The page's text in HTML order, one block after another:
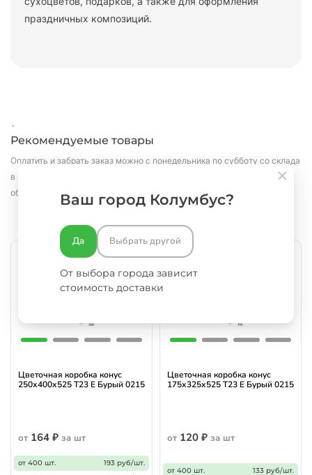
праздничных композиций.
`
Рекомендуемые товары
Оплатить и забрать заказ можно с понедельника по субботу со склада
в Москве.
Оперативно доставим в пределах Москвы и Московской
области
Цветочная коробка конус
250х400х525 Т23 E Бурый 0215
от 164 ₽ за шт
от 400 шт.
193 руб/шт.
Цветочная коробка конус
175х325х525 Т23 E Бурый 0215
от 120 ₽ за шт
от 400 шт.
133 руб/шт.
Ваш город Колумбус?
Да Выбрать другой
От выбора города зависит
стоимость доставки